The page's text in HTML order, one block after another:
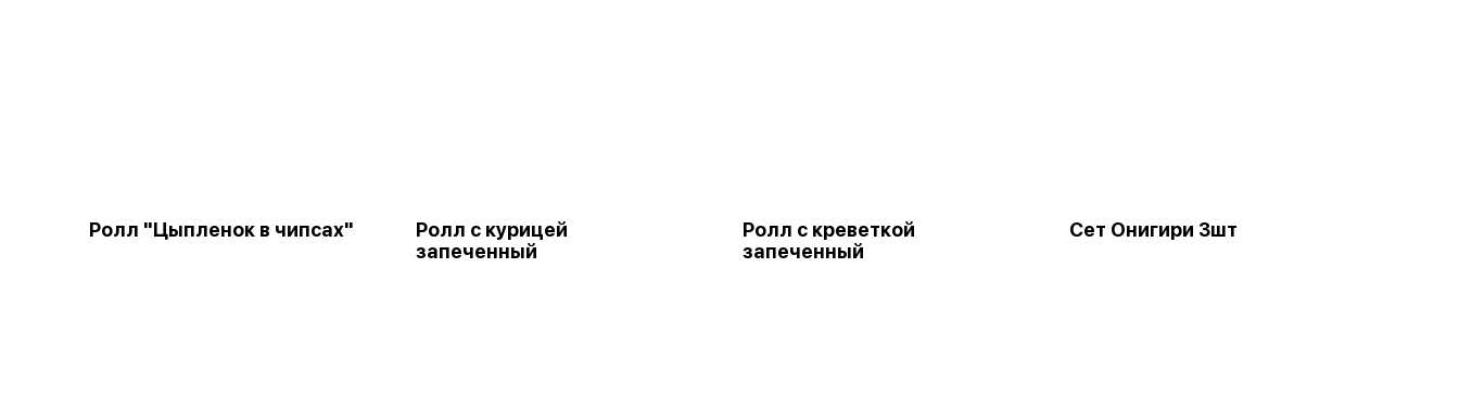
Ролл "Цыпленок в чипсах"
Ролл с курицей
запеченный
Ролл с креветкой
запеченный
Сет Онигири 3шт